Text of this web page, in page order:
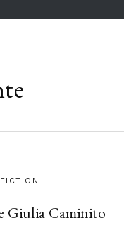
Giulia Caminito